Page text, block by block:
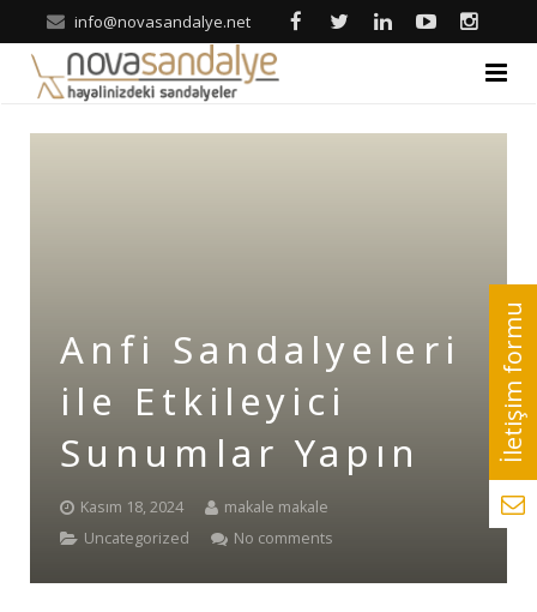
info@novasandalye.net
ANASAYFA
Metal Sandalye
Tonet-Thonet Sandalye
Hilton & Banket Sandalyeler
Klasik Sandalye
Nova | Blog
İLETİŞİM
Anfi Sandalyeleri
ile Etkileyici
Sunumlar Yapın
Kasım 18, 2024
makale makale
Uncategorized
No comments